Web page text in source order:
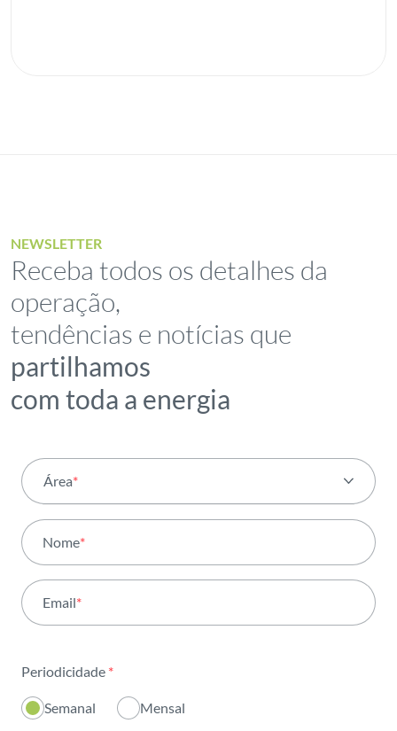
NEWSLETTER
Receba todos os detalhes da
operação,
tendências e notícias que
partilhamos
com toda a energia
Área*
Atividade
Institucional
Inovação
Investidores
Nome*
Email*
Periodicidade *
Semanal Mensal